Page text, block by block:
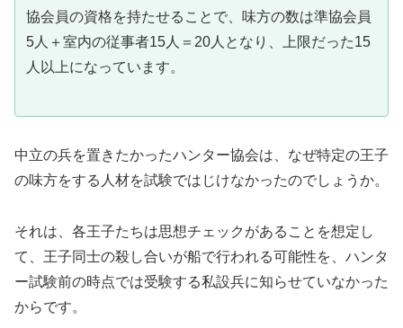
協会員の資格を持たせることで、味方の数は準協会員
5人＋室内の従事者15人＝20人となり、上限だった15
人以上になっています。
中立の兵を置きたかったハンター協会は、なぜ特定の王子
の味方をする人材を試験ではじけなかったのでしょうか。
それは、各王子たちは思想チェックがあることを想定し
て、王子同士の殺し合いが船で行われる可能性を、ハンタ
ー試験前の時点では受験する私設兵に知らせていなかった
からです。